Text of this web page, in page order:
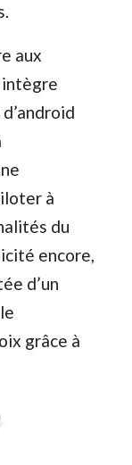
aux
intègre
à
du
encore,
d’un
grâce à